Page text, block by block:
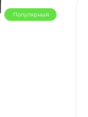
Популярный